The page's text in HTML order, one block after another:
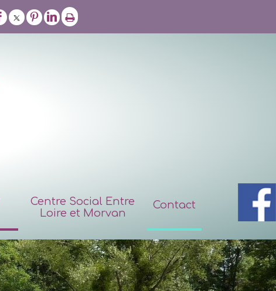
Centre Social Entre
Loire et Morvan
Contact